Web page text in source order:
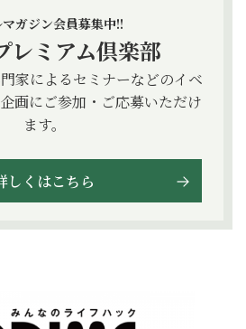
ガジン会員募集中!!
レミアム倶楽部
家によるセミナーなどのイベ
画にご参加・ご応募いただけ
ます。
しくはこちら